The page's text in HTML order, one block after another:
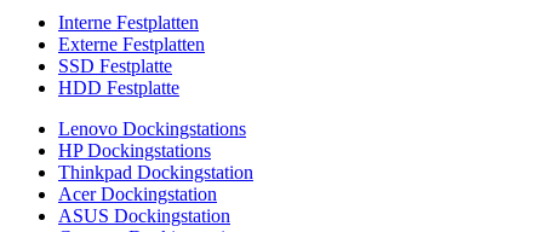
Interne Festplatten
Externe Festplatten
SSD Festplatte
HDD Festplatte
Lenovo Dockingstations
HP Dockingstations
Thinkpad Dockingstation
Acer Dockingstation
ASUS Dockingstation